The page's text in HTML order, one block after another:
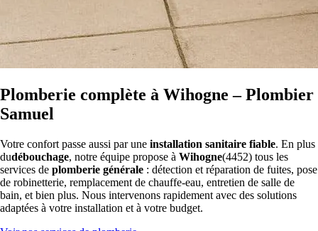
Plomberie complète à Wihogne – Plombier
Samuel
Votre confort passe aussi par une installation sanitaire fiable. En plus
dudébouchage, notre équipe propose à Wihogne(4452) tous les
services de plomberie générale : détection et réparation de fuites, pose
de robinetterie, remplacement de chauffe-eau, entretien de salle de
bain, et bien plus. Nous intervenons rapidement avec des solutions
adaptées à votre installation et à votre budget.